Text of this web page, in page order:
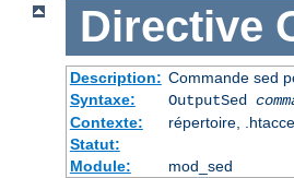
Directive
Description: Commande sed
Syntaxe:
OutputSed
Contexte:
répertoire,
Statut:
Module:
mod_sed